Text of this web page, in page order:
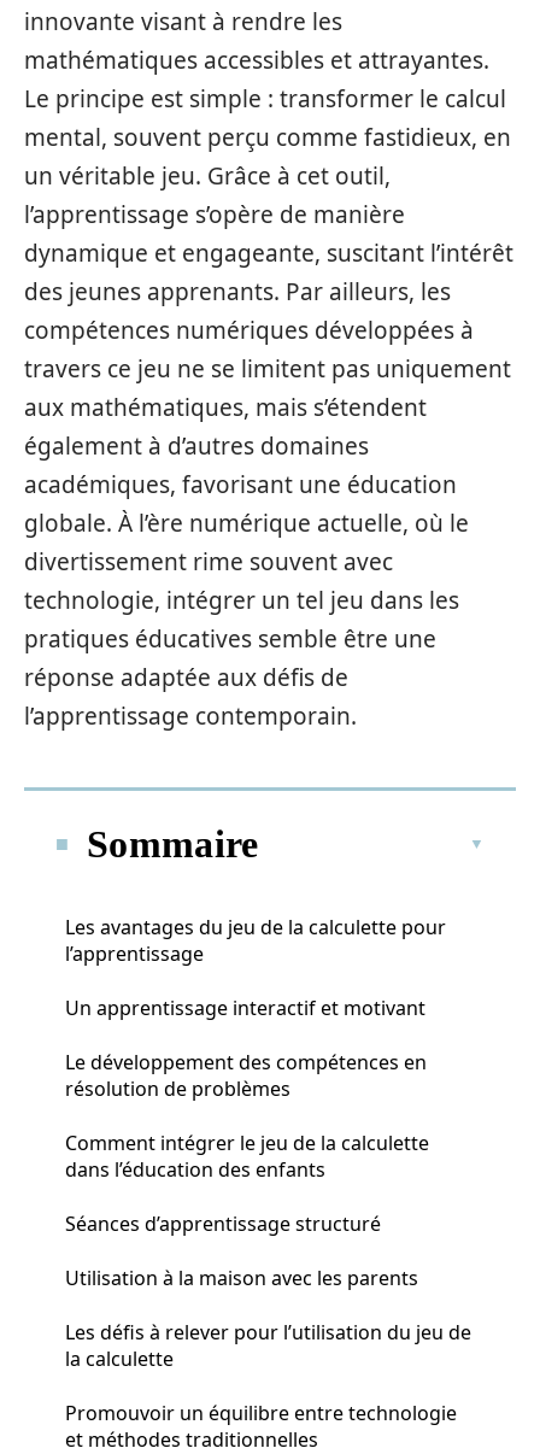
innovante visant à rendre les
mathématiques accessibles et attrayantes.
Le principe est simple : transformer le calcul
mental, souvent perçu comme fastidieux, en
un véritable jeu. Grâce à cet outil,
l’apprentissage s’opère de manière
dynamique et engageante, suscitant l’intérêt
des jeunes apprenants. Par ailleurs, les
compétences numériques développées à
travers ce jeu ne se limitent pas uniquement
aux mathématiques, mais s’étendent
également à d’autres domaines
académiques, favorisant une éducation
globale. À l’ère numérique actuelle, où le
divertissement rime souvent avec
technologie, intégrer un tel jeu dans les
pratiques éducatives semble être une
réponse adaptée aux défis de
l’apprentissage contemporain.
Sommaire
Les avantages du jeu de la calculette pour
l’apprentissage
Un apprentissage interactif et motivant
Le développement des compétences en
résolution de problèmes
Comment intégrer le jeu de la calculette
dans l’éducation des enfants
Séances d’apprentissage structuré
Utilisation à la maison avec les parents
Les défis à relever pour l’utilisation du jeu de
la calculette
Promouvoir un équilibre entre technologie
et méthodes traditionnelles